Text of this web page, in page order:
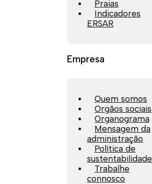
Praias
Indicadores
ERSAR
Empresa
Quem somos
Orgãos sociais
Organograma
Mensagem da
administração
Política de
sustentabilidade
Trabalhe
connosco